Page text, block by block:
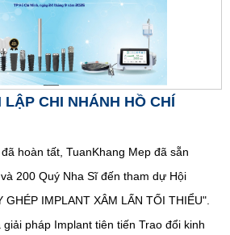
LẬP CHI NHÁNH HỒ CHÍ
hoàn tất, TuanKhang Mep đã sẵn
200 Quý Nha Sĩ đến tham dự Hội
IMPLANT XÂM LẤN TỐI THIỂU".
pháp Implant tiên tiến Trao đổi kinh